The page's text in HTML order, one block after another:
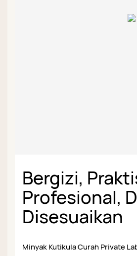
Bergizi,
Profesional,
Disesuaikan
Minyak Kutikula Curah Private